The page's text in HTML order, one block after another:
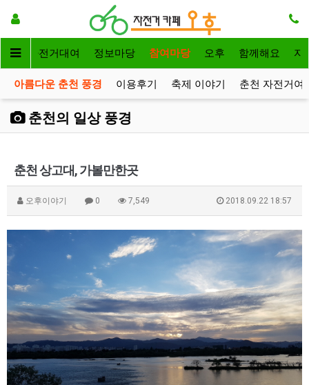
인 자전거대여 정보마당 참여마당 오후 함께해요 자
아름다운 춘천 풍경 이용후기 축제 이야기 춘천 자전거여
춘천의 일상 풍경
춘천 상고대, 가볼만한곳
오후이야기 0 7,549 2018.09.22 18:57